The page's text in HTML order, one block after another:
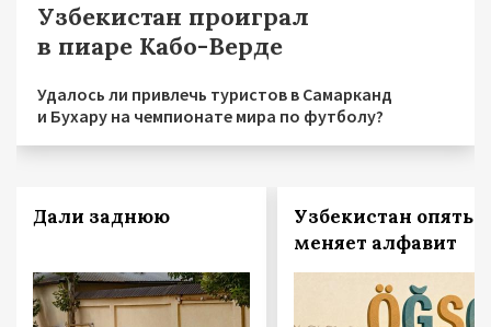
Узбекистан проиграл
в пиаре Кабо-Верде
Удалось ли привлечь туристов в Самарканд
и Бухару на чемпионате мира по футболу?
Дали заднюю
Узбекистан опять
меняет алфавит